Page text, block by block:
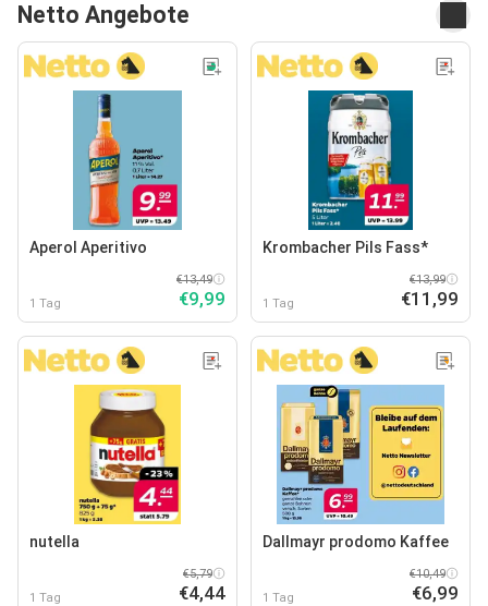
Netto Angebote
Aperol Aperitivo
1 Tag
€13,49
€9,99
Krombacher Pils Fass*
1 Tag
€13,99
€11,99
nutella
1 Tag
€5,79
€4,44
Dallmayr prodomo Kaffee
1 Tag
€10,49
€6,99